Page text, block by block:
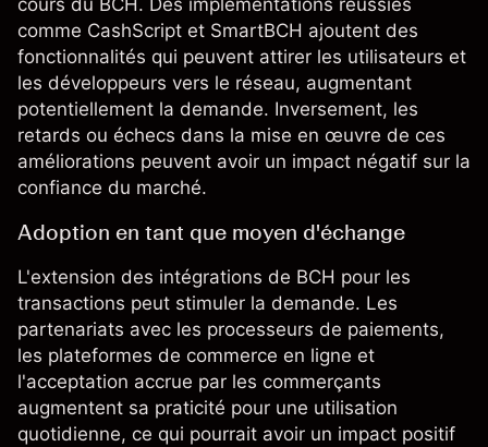
comme CashScript et SmartBCH ajoutent des
fonctionnalités qui peuvent attirer les utilisateurs et
les développeurs vers le réseau, augmentant
potentiellement la demande. Inversement, les
retards ou échecs dans la mise en œuvre de ces
améliorations peuvent avoir un impact négatif sur la
confiance du marché.
Adoption en tant que moyen d'échange
L'extension des intégrations de BCH pour les
transactions peut stimuler la demande. Les
partenariats avec les processeurs de paiements,
les plateformes de commerce en ligne et
l'acceptation accrue par les commerçants
augmentent sa praticité pour une utilisation
quotidienne, ce qui pourrait avoir un impact positif